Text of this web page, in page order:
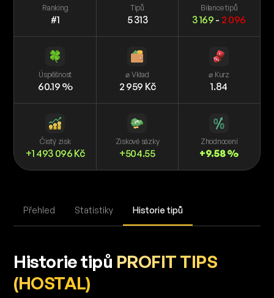
Ranking
#1
Tipů
5 313
Bilance tipů
3 169 - 2 096
Úspěšnost
60.19 %
⌀ Vklad
2 959 Kč
⌀ Kurz
1.84
Čistý zisk
+1 493 096 Kč
Ziskové sázky
+504.55
Zhodnocení
+9.58 %
Přehled Statistiky Historie tipů
Historie tipů PROFIT TIPS
(HOSTAL)